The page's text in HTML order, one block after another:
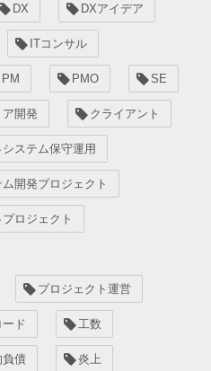
DX DXアイデア
ITコンサル
PM PMO SE
開発 クライアント
システム保守運用
ム開発プロジェクト
プロジェクト
プロジェクト運営
ード 工数
負債 炎上